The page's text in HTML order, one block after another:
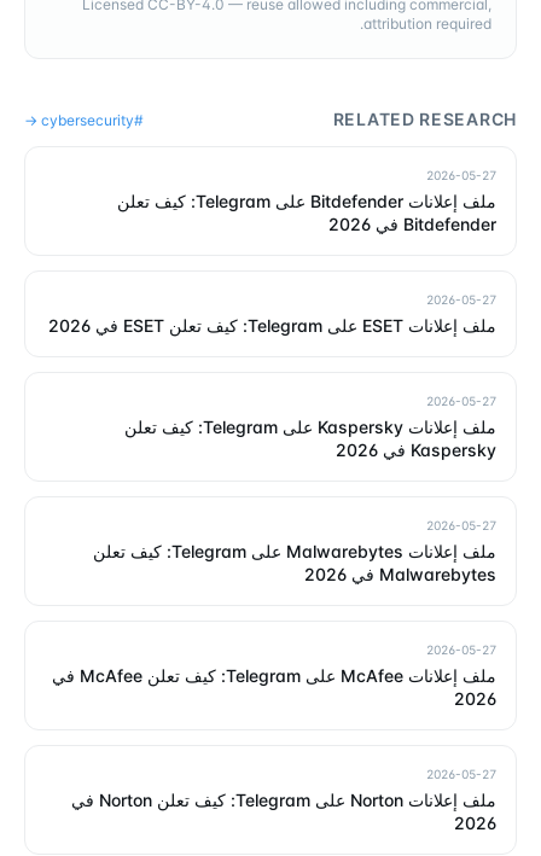
Licensed CC-BY-4.0 — reuse allowed including commercial,
attribution required.
RELATED RESEARCH
#
cybersecurity
→
2026-05-27
ملف إعلانات Bitdefender على Telegram: كيف تعلن
Bitdefender في 2026
2026-05-27
ملف إعلانات ESET على Telegram: كيف تعلن ESET في 2026
2026-05-27
ملف إعلانات Kaspersky على Telegram: كيف تعلن
Kaspersky في 2026
2026-05-27
ملف إعلانات Malwarebytes على Telegram: كيف تعلن
Malwarebytes في 2026
2026-05-27
ملف إعلانات McAfee على Telegram: كيف تعلن McAfee في
2026
2026-05-27
ملف إعلانات Norton على Telegram: كيف تعلن Norton في
2026